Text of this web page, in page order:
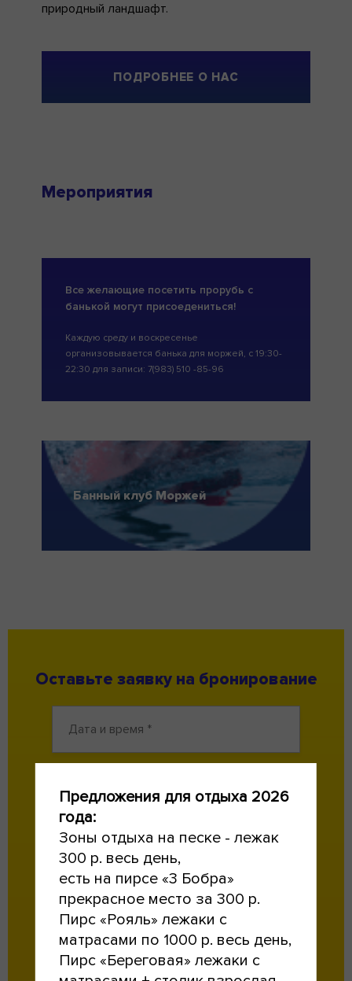
природный ландшафт.
ПОДРОБНЕЕ О НАС
Мероприятия
Все желающие посетить прорубь с
банькой могут присоедениться!
Каждую среду и воскресенье
организовывается банька для моржей, с 19:30-
22:30 для записи: 7(983) 510 -85-96
Банный клуб Моржей
Оставьте заявку на бронирование
Соглашаюсь сполитикой
конфиденциальностии обработкой
персональных данных.
Вы можете отозвать своё согласие, написав на почту
banyansk@ya.ru
Предложения для отдыха 2026
года:
Зоны отдыха на песке - лежак
300 р. весь день,
есть на пирсе «3 Бобра»
прекрасное место за 300 р.
Пирс «Рояль» лежаки с
матрасами по 1000 р. весь день,
Пирс «Береговая» лежаки с